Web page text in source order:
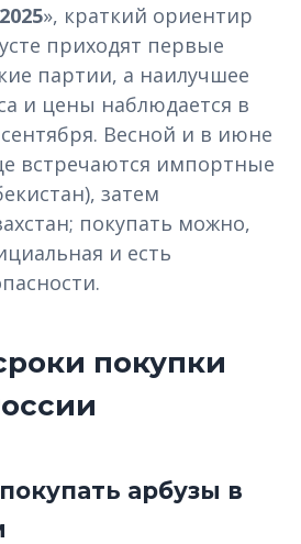
», краткий ориентир
приходят первые
партии, а наилучшее
и цены наблюдается в
Весной и в июне
встречаются импортные
затем
покупать можно,
и есть
покупки
арбузы в